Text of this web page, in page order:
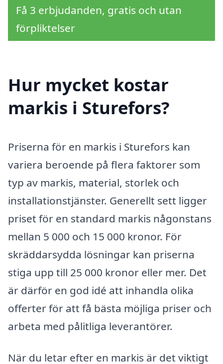
Få 3 erbjudanden, gratis och utan
förpliktelser
Hur mycket kostar
markis i Sturefors?
Priserna för en markis i Sturefors kan
variera beroende på flera faktorer som
typ av markis, material, storlek och
installationstjänster. Generellt sett ligger
priset för en standard markis någonstans
mellan 5 000 och 15 000 kronor. För
skräddarsydda lösningar kan priserna
stiga upp till 25 000 kronor eller mer. Det
är därför en god idé att inhandla olika
offerter för att få bästa möjliga priser och
arbeta med pålitliga leverantörer.
När du letar efter en markis är det viktigt